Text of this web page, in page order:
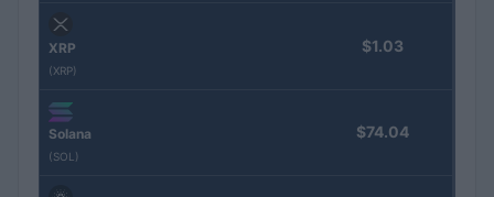
XRP
(XRP)
$1.03
Solana
(SOL)
$74.04